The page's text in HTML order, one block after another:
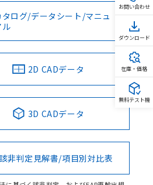
タログ/データシート/マニュ
ル
2D CADデータ
3D CADデータ
該非判定見解書/項目別対比表
お問い合わせ
ダウンロード
在庫・価格
無料テスト機